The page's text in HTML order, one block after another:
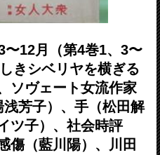
12月（第4巻1、3〜
きシベリヤを横ぎる
ソヴェート女流作家
芳子）、手（松田解
ツ子）、社会時評
傷（藍川陽）、川田